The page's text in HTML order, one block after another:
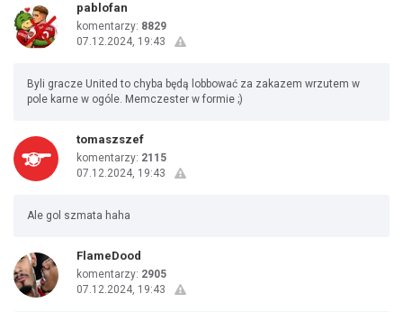
pablofan
komentarzy: 8829
07.12.2024, 19:43
Byli gracze United to chyba będą lobbować za zakazem wrzutem w
pole karne w ogóle. Memczester w formie ;)
tomaszszef
komentarzy: 2115
07.12.2024, 19:43
Ale gol szmata haha
FlameDood
komentarzy: 2905
07.12.2024, 19:43